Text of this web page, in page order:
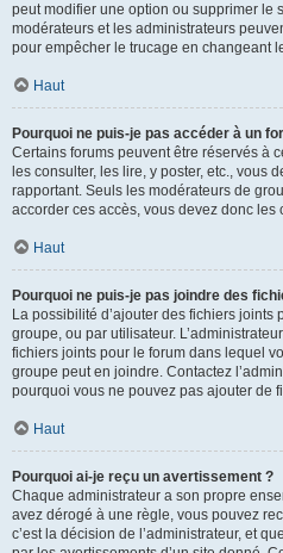
peut modifier une option ou supprimer le
modérateurs et les administrateurs
pour empêcher le trucage en changeant
Haut
Pourquoi ne puis-je pas accéder à un
Certains forums peuvent être réservés à
les consulter, les lire, y poster, etc., vous
rapportant. Seuls les modérateurs de
accorder ces accès, vous devez donc les
Haut
Pourquoi ne puis-je pas joindre des
La possibilité d’ajouter des fichiers joints
groupe, ou par utilisateur.
fichiers joints pour le forum dans lequel
groupe peut en joindre. Contactez
pourquoi vous ne pouvez pas ajouter de
Haut
Pourquoi ai-je reçu un avertissement ?
Chaque administrateur a son propre
avez dérogé à une règle, vous pouvez
c’est la décision de l’administrateur, et